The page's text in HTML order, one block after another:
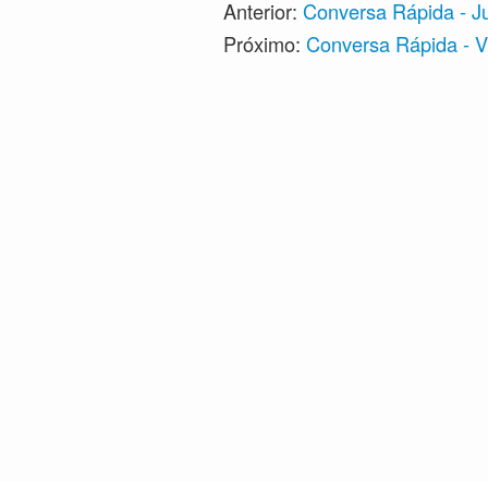
Anterior: Conversa Rápida -
Próximo: Conversa Rápida -